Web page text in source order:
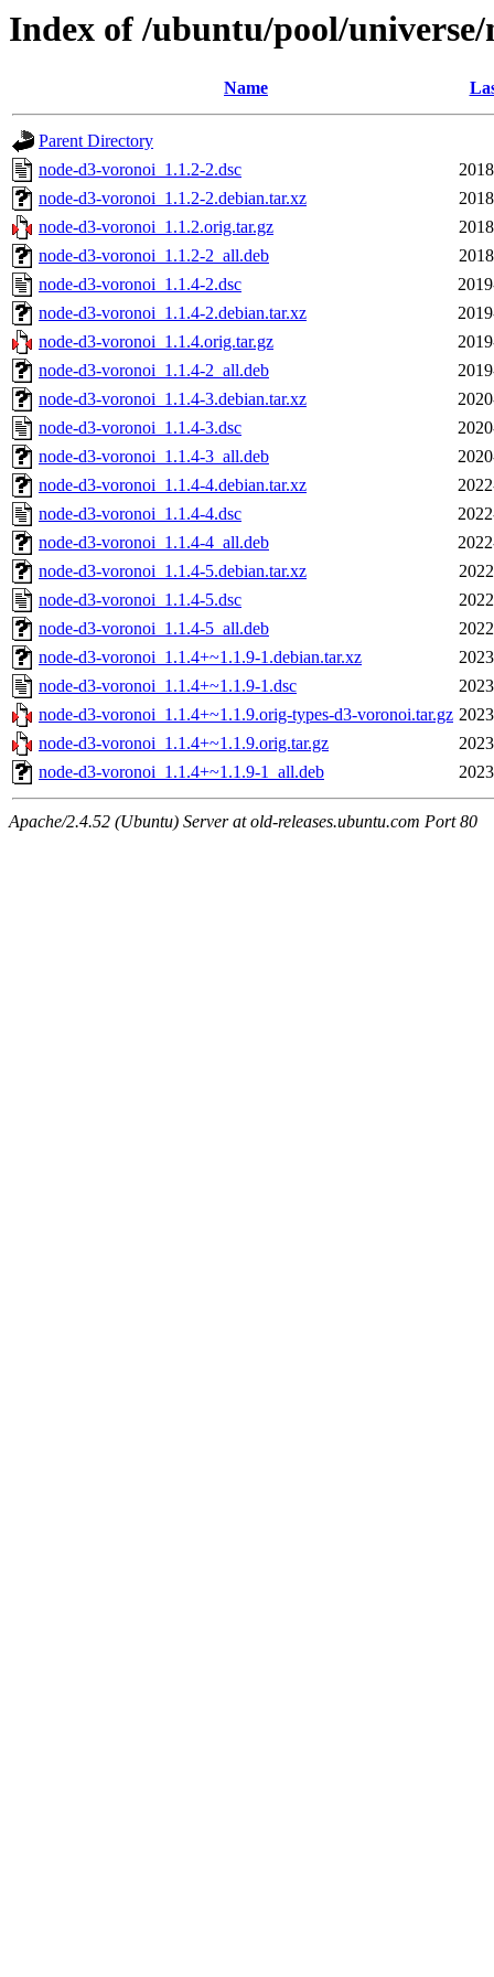
Index of /ubuntu/pool/
Name
Parent Directory
node-d3-voronoi_1.1.2-2.dsc
node-d3-voronoi_1.1.2-2.debian.tar.xz
node-d3-voronoi_1.1.2.orig.tar.gz
node-d3-voronoi_1.1.2-2_all.deb
node-d3-voronoi_1.1.4-2.dsc
node-d3-voronoi_1.1.4-2.debian.tar.xz
node-d3-voronoi_1.1.4.orig.tar.gz
node-d3-voronoi_1.1.4-2_all.deb
node-d3-voronoi_1.1.4-3.debian.tar.xz
node-d3-voronoi_1.1.4-3.dsc
node-d3-voronoi_1.1.4-3_all.deb
node-d3-voronoi_1.1.4-4.debian.tar.xz
node-d3-voronoi_1.1.4-4.dsc
node-d3-voronoi_1.1.4-4_all.deb
node-d3-voronoi_1.1.4-5.debian.tar.xz
node-d3-voronoi_1.1.4-5.dsc
node-d3-voronoi_1.1.4-5_all.deb
node-d3-voronoi_1.1.4+~1.1.9-1.debian.tar.xz
node-d3-voronoi_1.1.4+~1.1.9-1.dsc
node-d3-voronoi_1.1.4+~1.1.9.orig-types-d3-voronoi.tar.gz
node-d3-voronoi_1.1.4+~1.1.9.orig.tar.gz
node-d3-voronoi_1.1.4+~1.1.9-1_all.deb
Apache/2.4.52 (Ubuntu) Server at old-releases.ubuntu.com Port 80